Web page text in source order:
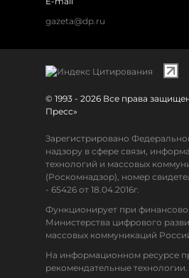
gazeta@dp.ru
© 1993 - 2026 Все права
Пресс»
Зарегистрировано
надзору в сфере связи,
технологий и массовых
(Роскомнадзор), номер
- 65426 от 18.04.2016г.
Функционирует при
Министерства цифрового
массовых коммуникаций
На информационном ресурсе
рекомендательные